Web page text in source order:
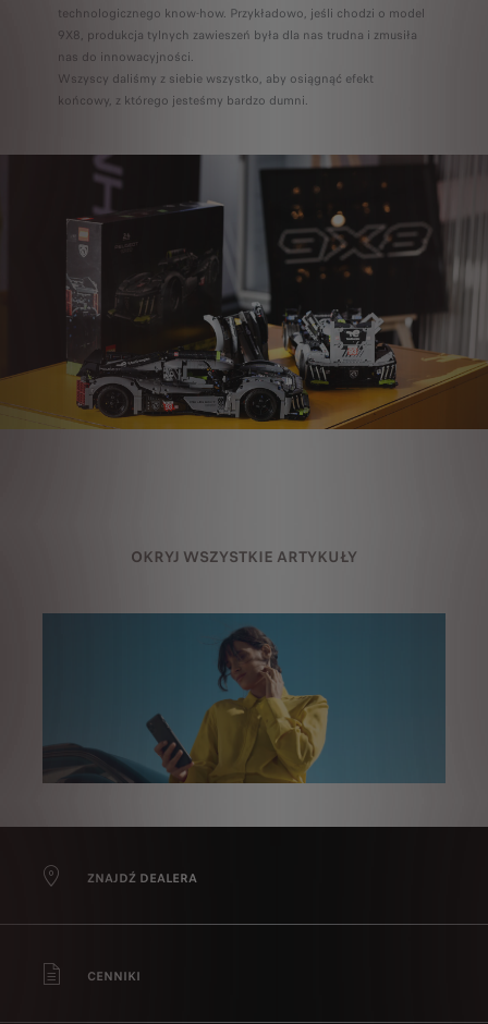
technologicznego know-how. Przykładowo, jeśli chodzi o model
9X8, produkcja tylnych zawieszeń była dla nas trudna i zmusiła
nas do innowacyjności.
Wszyscy daliśmy z siebie wszystko, aby osiągnąć efekt
końcowy, z którego jesteśmy bardzo dumni.
OKRYJ WSZYSTKIE ARTYKUŁY
ZNAJDŹ DEALERA
CENNIKI